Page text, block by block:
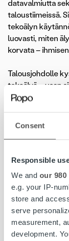
Consent
Responsible
We and our
e.g. your IP-
store and
serve
measurement,
development.
datavalmiutta
taloustiimeissä.
tekoälyn
luovasti, miten
korvata –
Talousjohdolle
tekoälyä – vaan
jotka yhdistävät
One™, voivat
joita tarvitaan
kehittyy,
organisaatioiden